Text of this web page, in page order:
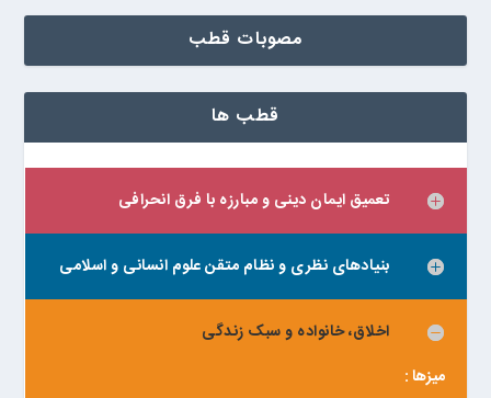
مصوبات قطب
قطب ها
تعمیق ایمان دینی و مبارزه با فرق انحرافی
بنیادهای نظری و نظام متقن علوم انسانی و اسلامی
اخلاق، خانواده و سبک زندگی
میزها :